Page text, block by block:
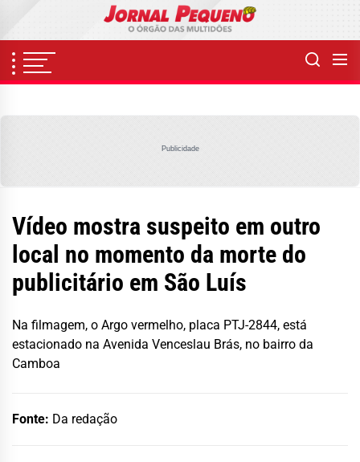
content
Publicidade
Vídeo mostra suspeito em outro
local no momento da morte do
publicitário em São Luís
Na filmagem, o Argo vermelho, placa PTJ-2844, está
estacionado na Avenida Venceslau Brás, no bairro da
Camboa
Fonte: Da redação